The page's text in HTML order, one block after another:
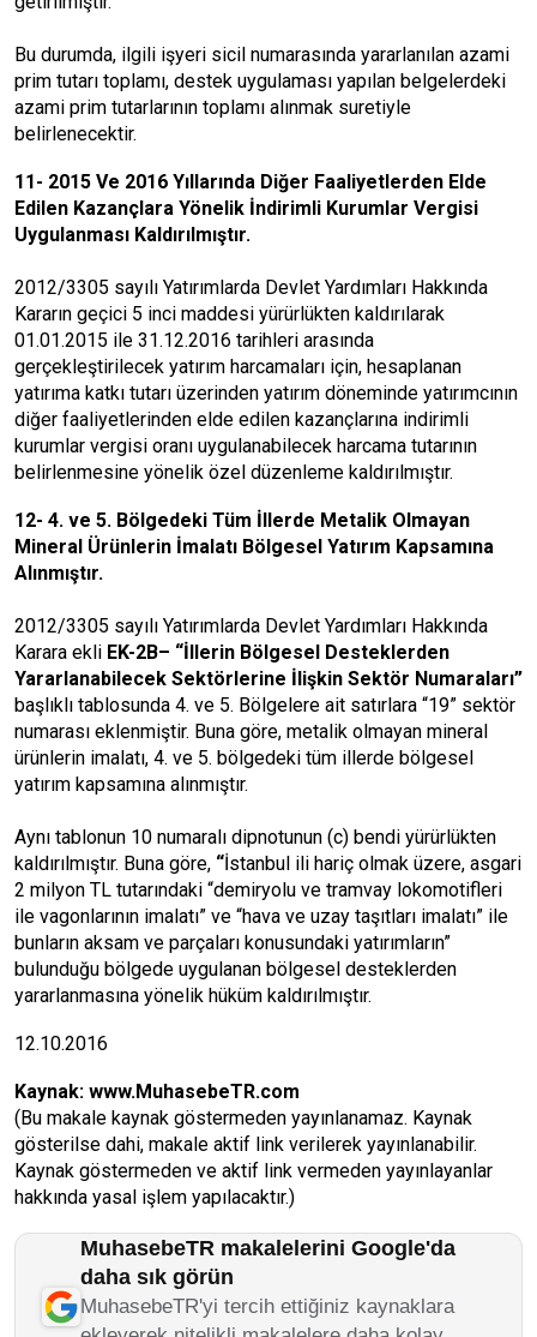
Bu durumda, ilgili işyeri sicil numarasında yararlanılan azami
prim tutarı toplamı, destek uygulaması yapılan belgelerdeki
azami prim tutarlarının toplamı alınmak suretiyle
belirlenecektir.
11- 2015 Ve 2016 Yıllarında Diğer Faaliyetlerden Elde
Edilen Kazançlara Yönelik İndirimli Kurumlar Vergisi
Uygulanması Kaldırılmıştır.
2012/3305 sayılı Yatırımlarda Devlet Yardımları Hakkında
Kararın geçici 5 inci maddesi yürürlükten kaldırılarak
01.01.2015 ile 31.12.2016 tarihleri arasında
gerçekleştirilecek yatırım harcamaları için, hesaplanan
yatırıma katkı tutarı üzerinden yatırım döneminde yatırımcının
diğer faaliyetlerinden elde edilen kazançlarına indirimli
kurumlar vergisi oranı uygulanabilecek harcama tutarının
belirlenmesine yönelik özel düzenleme kaldırılmıştır.
12- 4. ve 5. Bölgedeki Tüm İllerde Metalik Olmayan
Mineral Ürünlerin İmalatı Bölgesel Yatırım Kapsamına
Alınmıştır.
2012/3305 sayılı Yatırımlarda Devlet Yardımları Hakkında
Karara ekli EK-2B– “İllerin Bölgesel Desteklerden
Yararlanabilecek Sektörlerine İlişkin Sektör Numaraları”
başlıklı tablosunda 4. ve 5. Bölgelere ait satırlara “19” sektör
numarası eklenmiştir. Buna göre, metalik olmayan mineral
ürünlerin imalatı, 4. ve 5. bölgedeki tüm illerde bölgesel
yatırım kapsamına alınmıştır.
Aynı tablonun 10 numaralı dipnotunun (c) bendi yürürlükten
kaldırılmıştır. Buna göre, “İstanbul ili hariç olmak üzere, asgari
2 milyon TL tutarındaki “demiryolu ve tramvay lokomotifleri
ile vagonlarının imalatı” ve “hava ve uzay taşıtları imalatı” ile
bunların aksam ve parçaları konusundaki yatırımların”
bulunduğu bölgede uygulanan bölgesel desteklerden
yararlanmasına yönelik hüküm kaldırılmıştır.
12.10.2016
Kaynak: www.MuhasebeTR.com
(Bu makale kaynak göstermeden yayınlanamaz. Kaynak
gösterilse dahi, makale aktif link verilerek yayınlanabilir.
Kaynak göstermeden ve aktif link vermeden yayınlayanlar
hakkında yasal işlem yapılacaktır.)
MuhasebeTR makalelerini Google'da
daha sık görün
MuhasebeTR'yi tercih ettiğiniz kaynaklara